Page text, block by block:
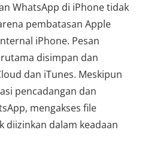
WhatsApp di iPhone tidak
pembatasan Apple
iPhone. Pesan
disimpan dan
dan iTunes. Meskipun
pencadangan dan
mengakses file
diizinkan dalam keadaan